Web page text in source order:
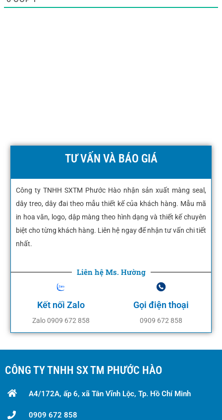
TƯ VẤN VÀ BÁO GIÁ
Công ty TNHH SXTM Phước Hào nhận sản xuất màng seal,
dây treo, dây đai theo mẫu thiết kế của khách hàng. Mẫu mã
in hoa văn, logo, dập màng theo hình dạng và thiết kế chuyên
biệt cho từng khách hàng. Liên hệ ngay để nhận tư vấn chi tiết
nhất.
Liên hệ Ms. Hường
Kết nối Zalo
Zalo 0909 672 858
Gọi điện thoại
0909 672 858
CÔNG TY TNHH SX TM PHƯỚC HÀO
A4/172A, ấp 6, xã Tân Vĩnh Lộc, Tp. Hồ Chí Minh
0909 672 858